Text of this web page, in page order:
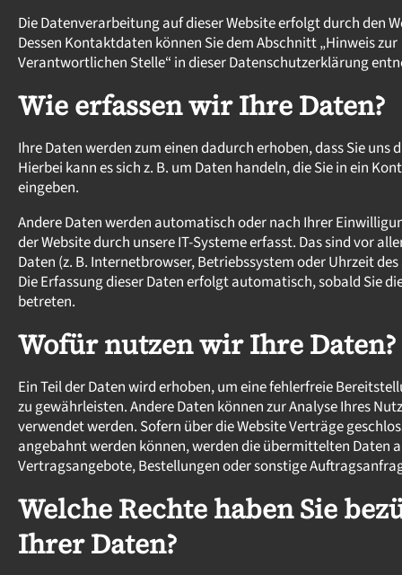
Die Datenverarbeitung auf dieser Website erfolgt durch den
Dessen Kontaktdaten können Sie dem Abschnitt „Hinweis zur
Verantwortlichen Stelle“ in dieser Datenschutzerklärung
Wie erfassen wir Ihre Daten?
Ihre Daten werden zum einen dadurch erhoben, dass Sie uns
Hierbei kann es sich z. B. um Daten handeln, die Sie in ein
eingeben.
Andere Daten werden automatisch oder nach Ihrer
der Website durch unsere IT-Systeme erfasst. Das sind vor
Daten (z. B. Internetbrowser, Betriebssystem oder Uhrzeit
Die Erfassung dieser Daten erfolgt automatisch, sobald Sie
betreten.
Wofür nutzen wir Ihre Daten?
Ein Teil der Daten wird erhoben, um eine fehlerfreie
zu gewährleisten. Andere Daten können zur Analyse Ihres
verwendet werden. Sofern über die Website Verträge
angebahnt werden können, werden die übermittelten Daten
Vertragsangebote, Bestellungen oder sonstige
Welche Rechte haben Sie
Ihrer Daten?